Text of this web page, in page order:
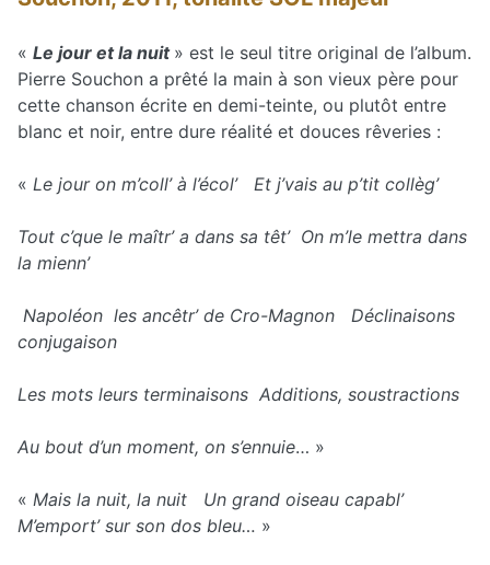
« Le jour et la nuit » est le seul titre original de l’album.
Pierre Souchon a prêté la main à son vieux père pour
cette chanson écrite en demi-teinte, ou plutôt entre
blanc et noir, entre dure réalité et douces rêveries :
« Le jour on m’coll’ à l’écol’ Et j’vais au p’tit collèg’
Tout c’que le maîtr’ a dans sa têt’ On m’le mettra dans
la mienn’
Napoléon les ancêtr’ de Cro-Magnon Déclinaisons
conjugaison
Les mots leurs terminaisons Additions, soustractions
Au bout d’un moment, on s’ennuie… »
« Mais la nuit, la nuit Un grand oiseau capabl’
M’emport’ sur son dos bleu… »